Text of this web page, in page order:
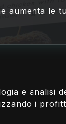
aumenta le
e analisi
i